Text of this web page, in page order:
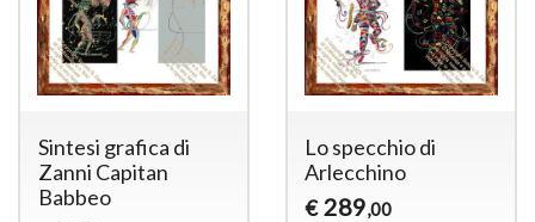
Sintesi grafica di
Zanni Capitan
Babbeo
Lo specchio di
Arlecchino
€ 289,00